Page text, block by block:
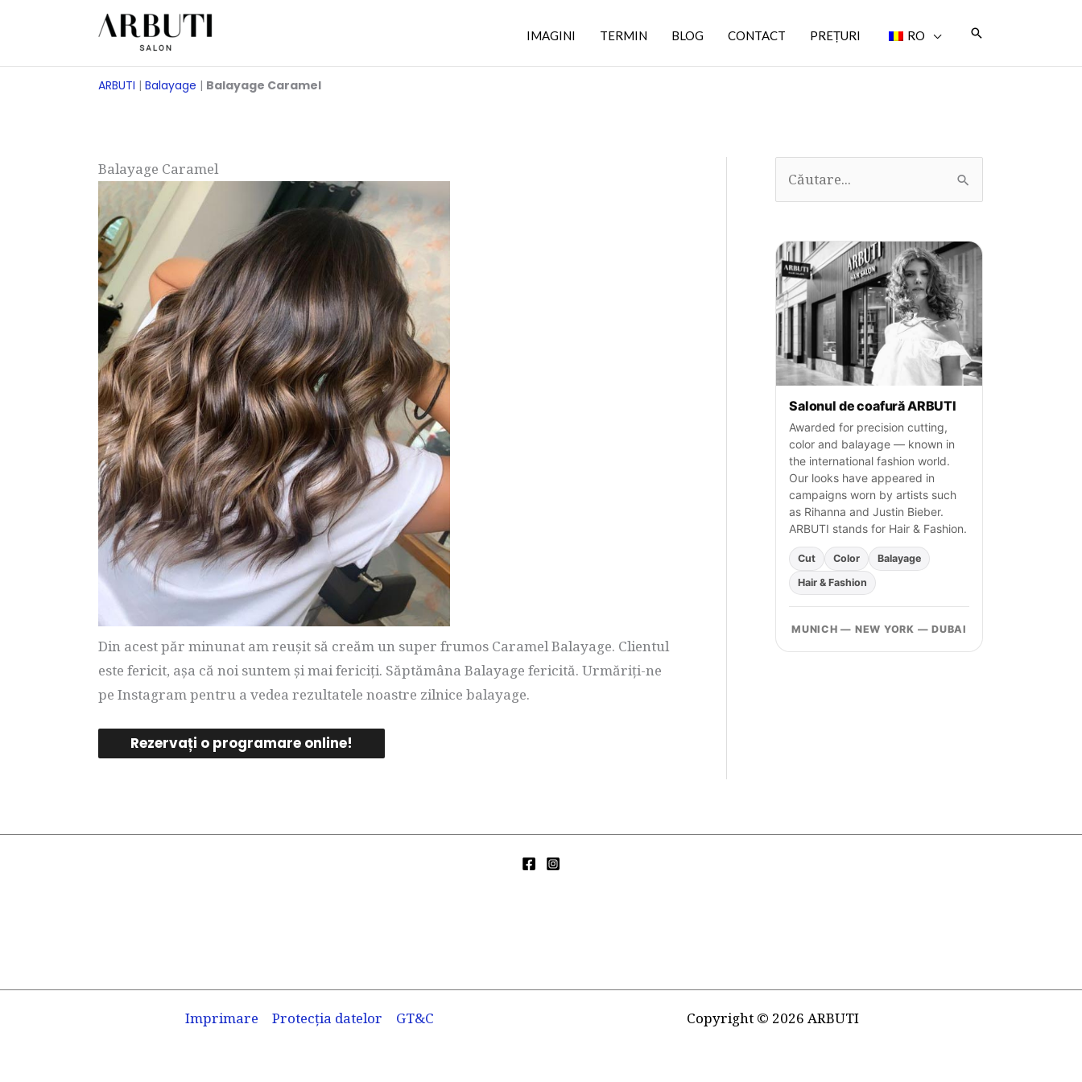
IMAGINI TERMIN BLOG CONTACT PREȚURI RO Căutare
ARBUTI | Balayage | Balayage Caramel
Balayage Caramel
Din acest păr minunat am reușit să creăm un super frumos Caramel Balayage. Clientul
este fericit, așa că noi suntem și mai fericiți. Săptămâna Balayage fericită. Urmăriți-ne
pe Instagram pentru a vedea rezultatele noastre zilnice balayage.
Rezervați o programare online!
a
ț
i
:
Salonul de coafură ARBUTI
Awarded for precision cutting,
color and balayage — known in
the international fashion world.
Our looks have appeared in
campaigns worn by artists such
as Rihanna and Justin Bieber.
ARBUTI stands for Hair & Fashion.
Cut Color
Balayage
Hair & Fashion
MUNICH — NEW YORK — DUBAI
Imprimare Protecția datelor GT&C Copyright © 2026 ARBUTI